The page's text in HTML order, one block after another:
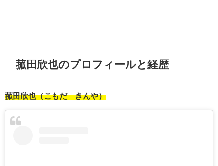
菰田欣也のプロフィールと経歴
菰田欣也（こもだ きんや）